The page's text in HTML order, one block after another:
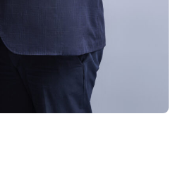
EN
JP